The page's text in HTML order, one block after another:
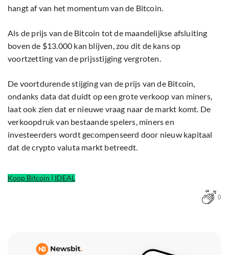
hangt af van het momentum van de Bitcoin.
Als de prijs van de Bitcoin tot de maandelijkse afsluiting
boven de $13.000 kan blijven, zou dit de kans op
voortzetting van de prijsstijging vergroten.
De voortdurende stijging van de prijs van de Bitcoin,
ondanks data dat duidt op een grote verkoop van miners,
laat ook zien dat er nieuwe vraag naar de markt komt. De
verkoopdruk van bestaande spelers, miners en
investeerders wordt gecompenseerd door nieuw kapitaal
dat de crypto valuta markt betreedt.
Koop Bitcoin | IDEAL
0